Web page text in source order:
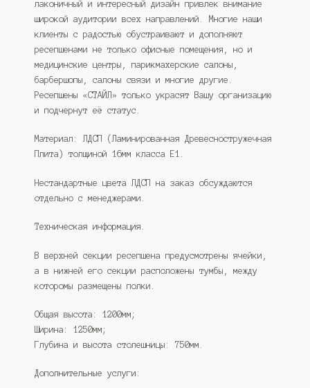
лаконичный и интересный дизайн привлек внимание
широкой аудитории всех направлений. Многие наши
клиенты с радостью обустраивают и дополняют
ресепшенами не только офисные помещения, но и
медицинские центры, парикмахерские салоны,
барбершопы, салоны связи и многие другие.
Ресепшены «СТАЙЛ» только украсят Вашу организацию
и подчернут её статус.
Материал: ЛДСП (Ламинированная Древесностружечная
Плита) толщиной 16мм класса Е1.
Нестандартные цвета ЛДСП на заказ обсуждаются
отдельно с менеджерами.
Техническая информация.
В верхней секции ресепшена предусмотрены ячейки,
а в нижней его секции расположены тумбы, между
которомы размещены полки.
Общая высота: 1200мм;
Ширина: 1250мм;
Глубина и высота столешницы: 750мм.
Дополнительные услуги: